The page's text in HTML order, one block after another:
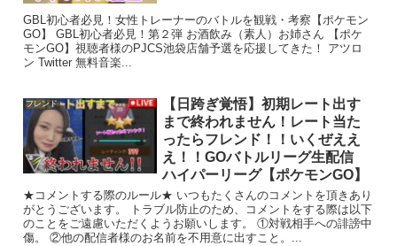
GBL初心者必見！女性トレーナーのバトルを観戦・考察【ポケモン
GO】 GBL初心者必見！第２弾 お酒飲み（素人）お姉さん 【ポケ
モンGO】視聴者様のPJCS池袋店舗予選を応援してきた！ アツロ
ン Twitter 無料音楽...
フレンド
【日跨ぎ覚悟】初期レート出す
まで終われません！レート当た
ったらフレンド！！いくぜええ
え！！GOバトルリーグ生配信
ハイパーリーグ【ポケモンGO】
★コメントする際のルール★ いつもたくさんのコメントを頂きあり
がとうございます。 トラブル防止のため、コメントをする際は以下
のことをご遠慮いただくようお願いします。 ①対戦相手への誹謗中
傷。 ②他の配信者様のお名前を不用意に出すこと。...